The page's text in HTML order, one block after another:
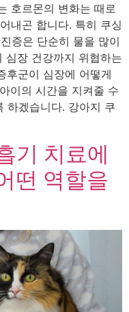
호르몬의 변화는 때로
내곤 합니다. 특히 쿠싱
증은 단순히 물을 많이
심장 건강까지 위협하는
후군이 심장에 어떻게
이의 시간을 지켜줄 수
하겠습니다. 강아지 쿠
기 치료에
떤 역할을